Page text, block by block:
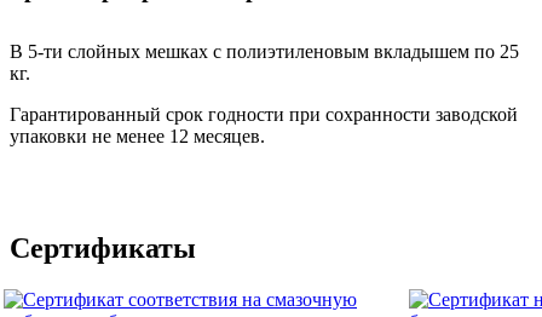
В 5-ти слойных мешках с полиэтиленовым вкладышем по 25
кг.
Гарантированный срок годности при сохранности заводской
упаковки не менее 12 месяцев.
Сертификаты